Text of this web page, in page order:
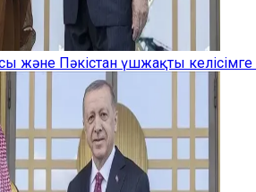
және Пәкістан үшжақты